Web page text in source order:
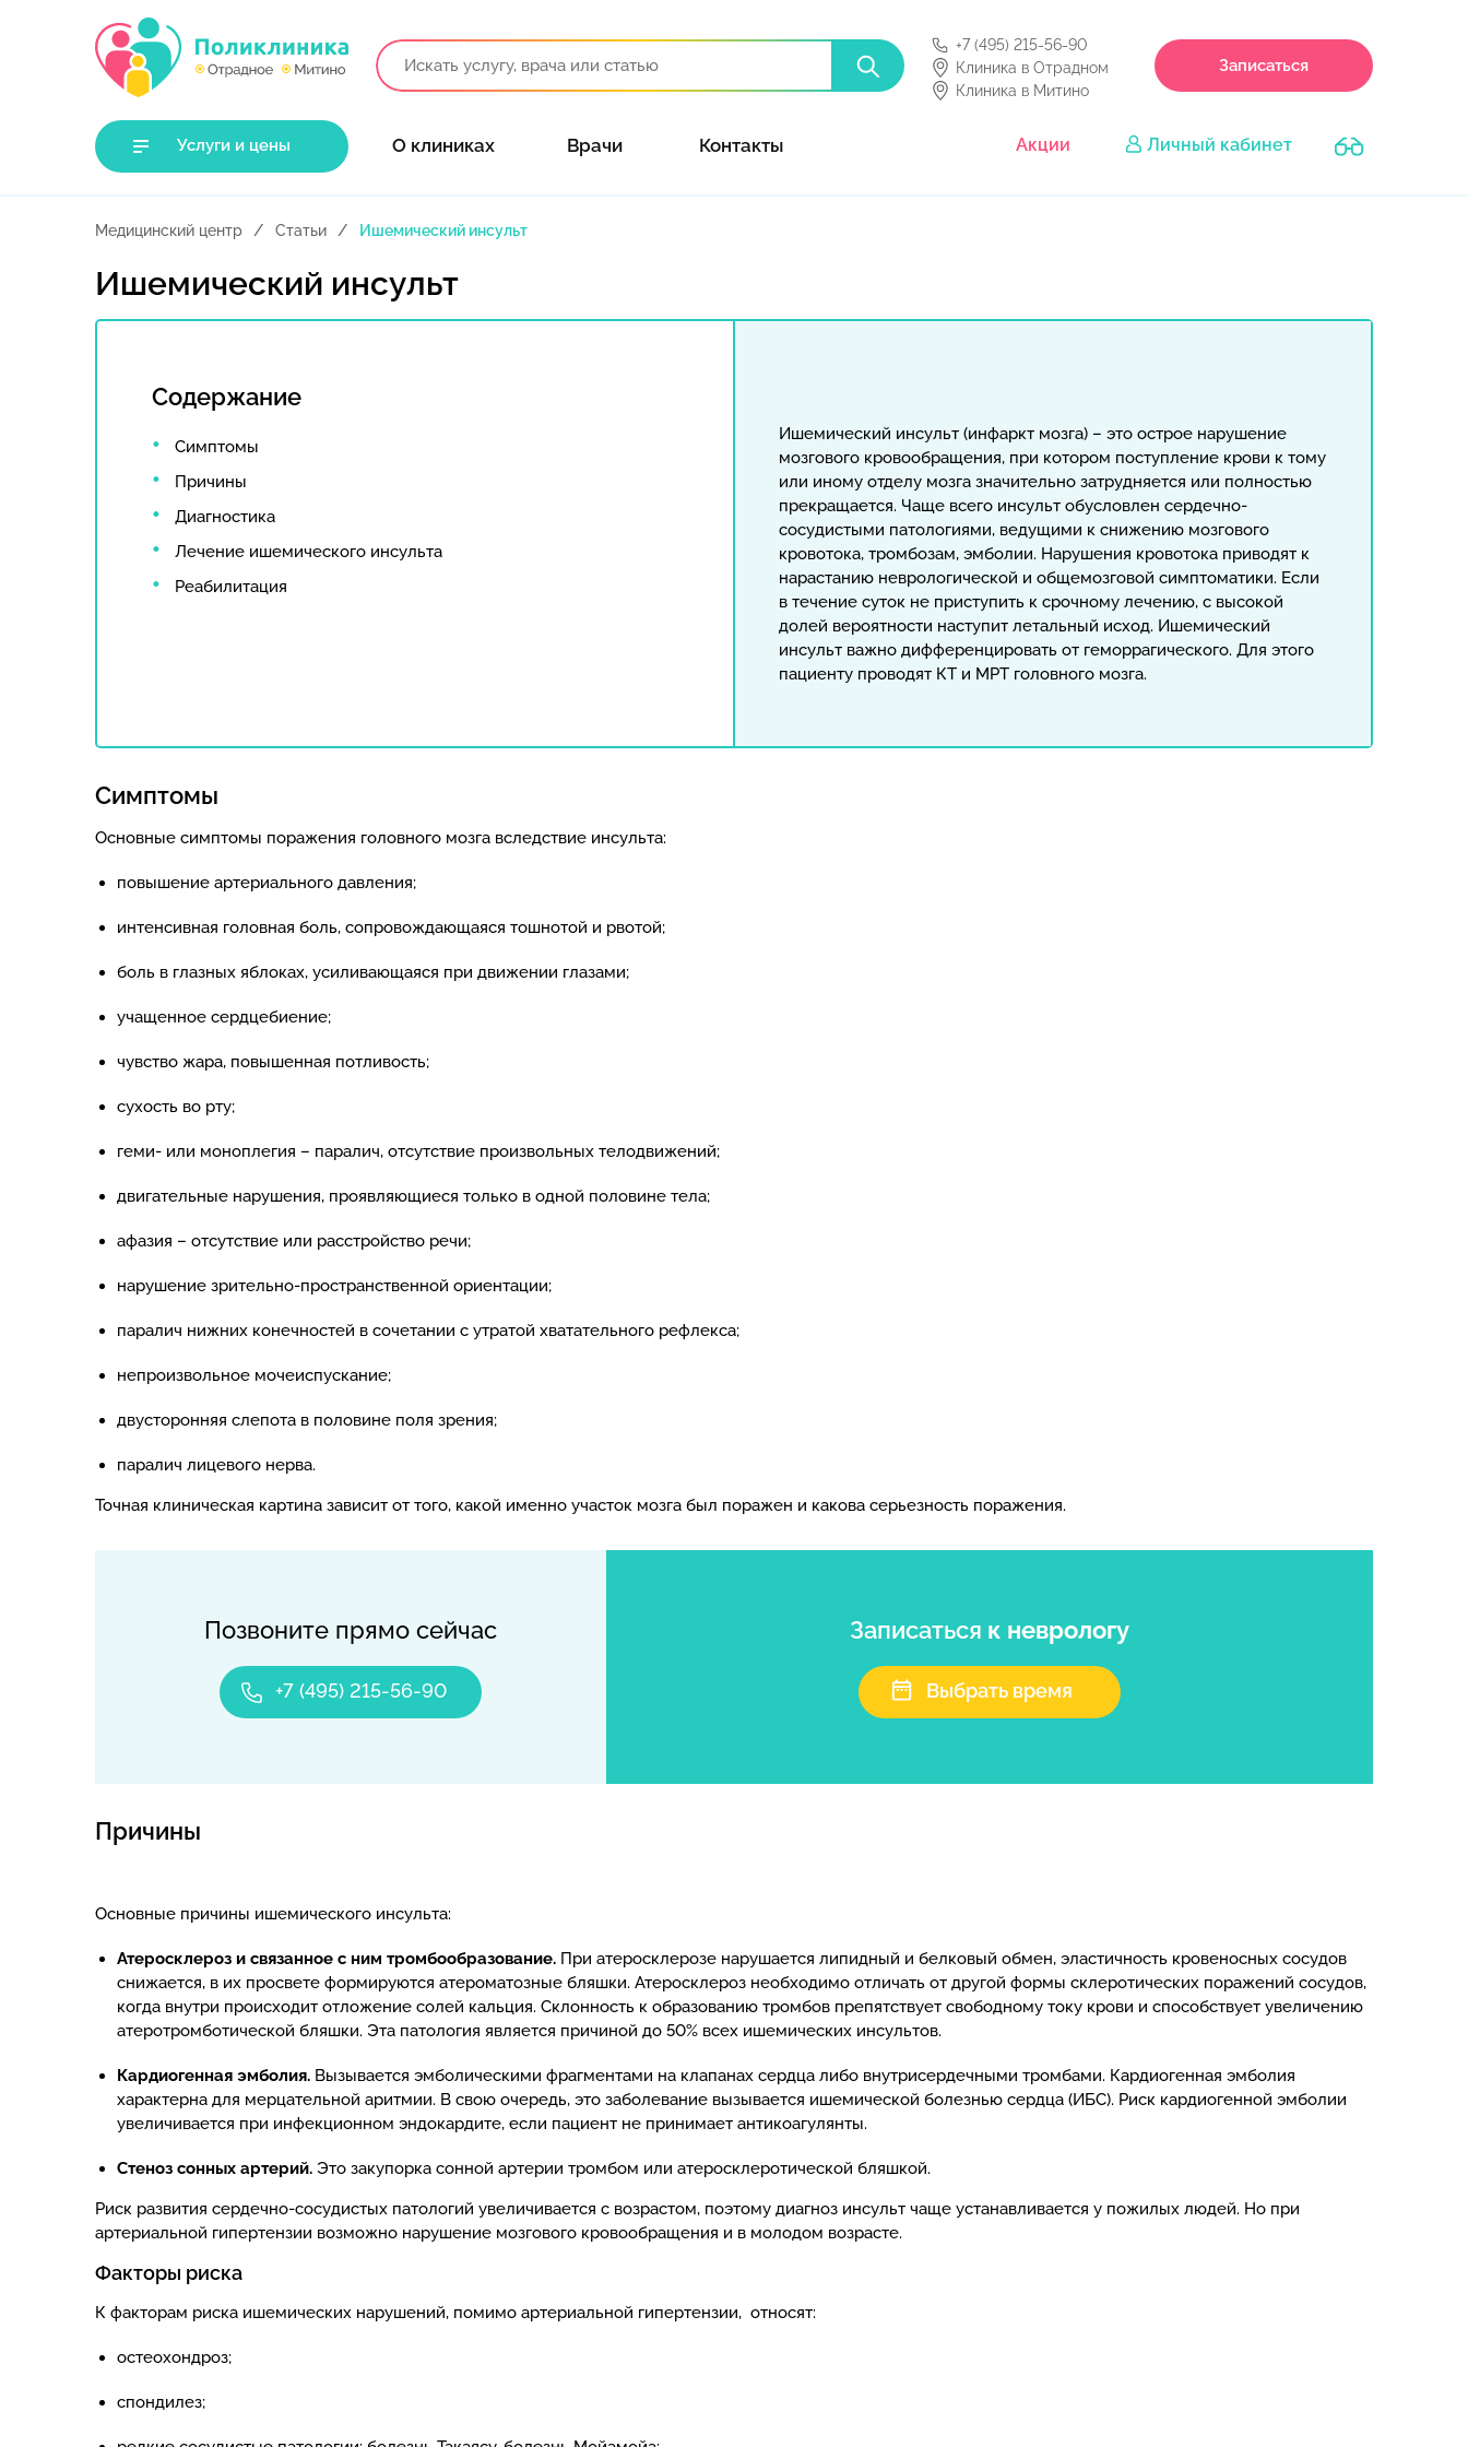
+7 (495) 215-56-90
Клиника в Отрадном
Клиника в Митино
Записаться
Услуги и цены О клиниках Врачи Контакты Акции Личный кабинет
Медицинский центр Статьи Ишемический инсульт
Ишемический инсульт
Содержание
Симптомы
Причины
Диагностика
Лечение ишемического инсульта
Реабилитация
Ишемический инсульт (инфаркт мозга) – это острое нарушение
мозгового кровообращения, при котором поступление крови к тому
или иному отделу мозга значительно затрудняется или полностью
прекращается. Чаще всего инсульт обусловлен сердечно-
сосудистыми патологиями, ведущими к снижению мозгового
кровотока, тромбозам, эмболии. Нарушения кровотока приводят к
нарастанию неврологической и общемозговой симптоматики. Если
в течение суток не приступить к срочному лечению, с высокой
долей вероятности наступит летальный исход. Ишемический
инсульт важно дифференцировать от геморрагического. Для этого
пациенту проводят КТ и МРТ головного мозга.
Симптомы
Основные симптомы поражения головного мозга вследствие инсульта:
повышение артериального давления;
интенсивная головная боль, сопровождающаяся тошнотой и рвотой;
боль в глазных яблоках, усиливающаяся при движении глазами;
учащенное сердцебиение;
чувство жара, повышенная потливость;
сухость во рту;
геми- или моноплегия – паралич, отсутствие произвольных телодвижений;
двигательные нарушения, проявляющиеся только в одной половине тела;
афазия – отсутствие или расстройство речи;
нарушение зрительно-пространственной ориентации;
паралич нижних конечностей в сочетании с утратой хватательного рефлекса;
непроизвольное мочеиспускание;
двусторонняя слепота в половине поля зрения;
паралич лицевого нерва.
Точная клиническая картина зависит от того, какой именно участок мозга был поражен и какова серьезность поражения.
Позвоните прямо сейчас
+7 (495) 215-56-90
Записаться к неврологу
Выбрать время
Причины
Основные причины ишемического инсульта:
Атеросклероз и связанное с ним тромбообразование. При атеросклерозе нарушается липидный и белковый обмен, эластичность кровеносных сосудов
снижается, в их просвете формируются атероматозные бляшки. Атеросклероз необходимо отличать от другой формы склеротических поражений сосудов,
когда внутри происходит отложение солей кальция. Склонность к образованию тромбов препятствует свободному току крови и способствует увеличению
атеротромботической бляшки. Эта патология является причиной до 50% всех ишемических инсультов.
Кардиогенная эмболия. Вызывается эмболическими фрагментами на клапанах сердца либо внутрисердечными тромбами. Кардиогенная эмболия
характерна для мерцательной аритмии. В свою очередь, это заболевание вызывается ишемической болезнью сердца (ИБС). Риск кардиогенной эмболии
увеличивается при инфекционном эндокардите, если пациент не принимает антикоагулянты.
Стеноз сонных артерий. Это закупорка сонной артерии тромбом или атеросклеротической бляшкой.
Риск развития сердечно-сосудистых патологий увеличивается с возрастом, поэтому диагноз инсульт чаще устанавливается у пожилых людей. Но при
артериальной гипертензии возможно нарушение мозгового кровообращения и в молодом возрасте.
Факторы риска
К факторам риска ишемических нарушений, помимо артериальной гипертензии, относят:
остеохондроз;
спондилез;